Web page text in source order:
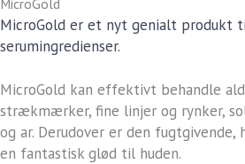
MicroGold er et nyt genialt produkt
serumingredienser.
MicroGold kan effektivt behandle
strækmærker, fine linjer og rynker,
og ar. Derudover er den fugtgivende,
en fantastisk glød til huden.